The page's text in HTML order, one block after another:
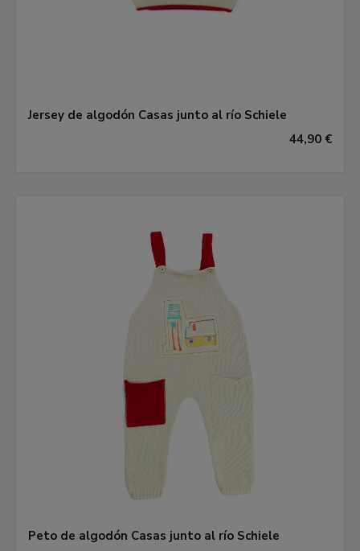
Jersey de algodón Casas junto al río Schiele
44,90 €
Peto de algodón Casas junto al río Schiele